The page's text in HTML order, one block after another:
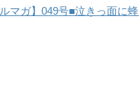
マガ】049号■泣きっ面